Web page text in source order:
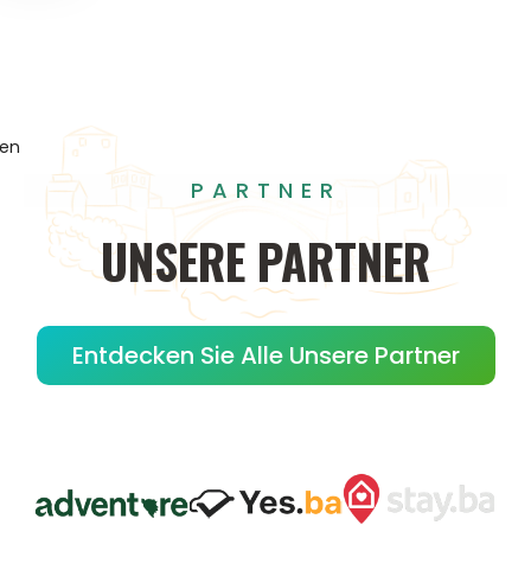
PARTNER
UNSERE PARTNER
Entdecken Sie Alle Unsere Partner